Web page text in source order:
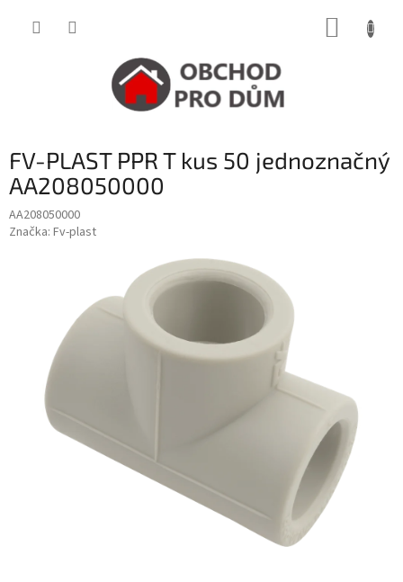
FV-PLAST PPR T kus 50 jednoznačný
AA208050000
AA208050000
Značka: Fv-plast